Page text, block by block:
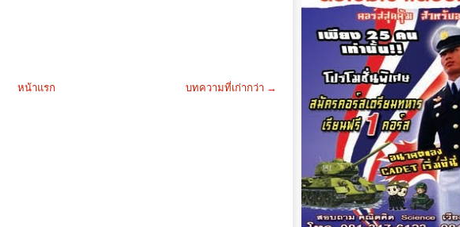
บทความที่เก่ากว่า →
หน้าแรก